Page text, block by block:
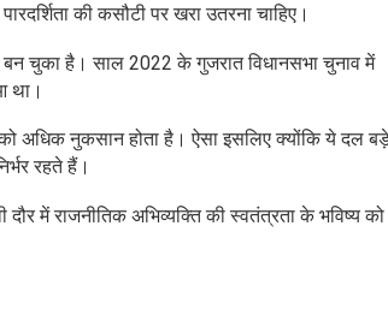
की कसौटी पर खरा उतरना चाहिए।
बन चुका है। साल 2022 के गुजरात विधानसभा चुनाव में
था।
को अधिक नुकसान होता है। ऐसा इसलिए क्योंकि ये दल
रहते हैं।
में राजनीतिक अभिव्यक्ति की स्वतंत्रता के भविष्य को